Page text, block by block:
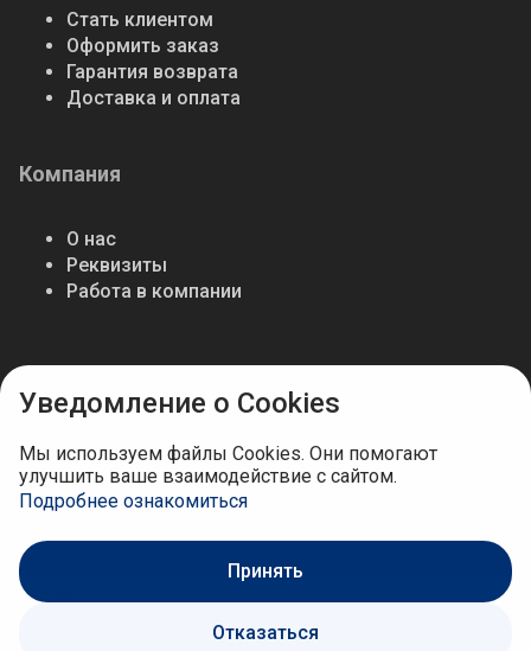
169 ₽
В корзину
Стать клиентом
Оформить заказ
Гарантия возврата
Доставка и оплата
Компания
О нас
Реквизиты
Работа в компании
Мы в соцсетях
Уведомление о Cookies
Мы используем файлы Cookies. Они помогают
улучшить ваше взаимодействие с сайтом.
Подробнее ознакомиться
Принять
Отказаться